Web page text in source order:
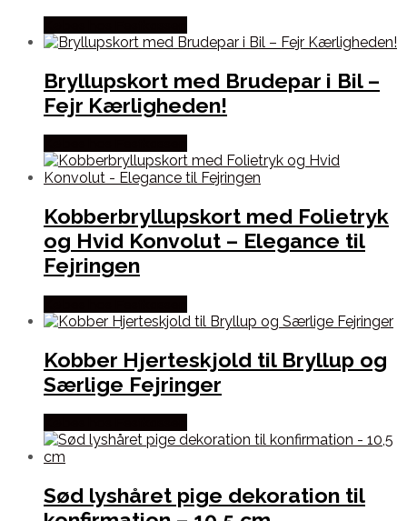
Bryllupskort med Brudepar i Bil –
Fejr Kærligheden!
Kobberbryllupskort med Folietryk
og Hvid Konvolut – Elegance til
Fejringen
Kobber Hjerteskjold til Bryllup og
Særlige Fejringer
Sød lyshåret pige dekoration til